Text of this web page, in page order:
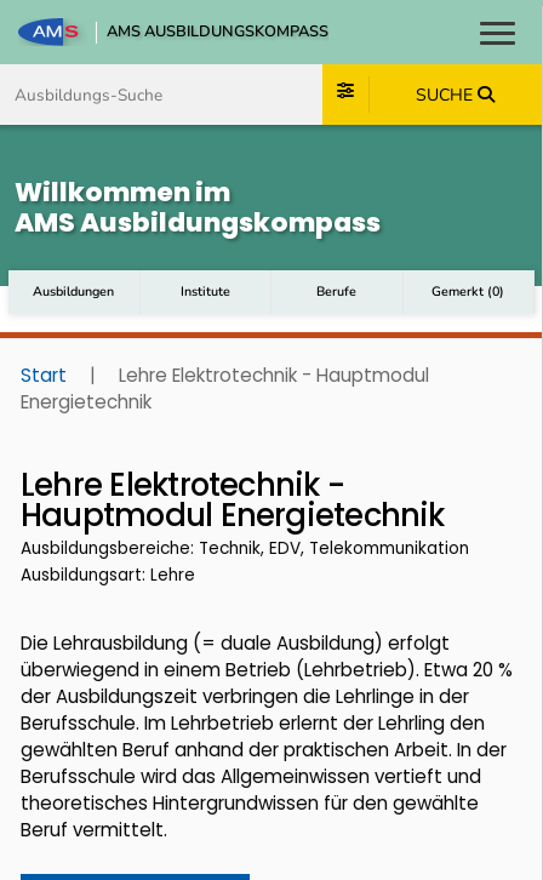
AMS AUSBILDUNGSKOMPASS
SUCHE
Willkommen im
AMS Ausbildungskompass
Ausbildungen Institute Berufe Gemerkt (0)
Start |
Lehre Elektrotechnik - Hauptmodul
Energietechnik
Lehre Elektrotechnik -
Hauptmodul Energietechnik
Ausbildungsbereiche: Technik, EDV, Telekommunikation
Ausbildungsart: Lehre
Die Lehrausbildung (= duale Ausbildung) erfolgt
überwiegend in einem Betrieb (Lehrbetrieb). Etwa 20 %
der Ausbildungszeit verbringen die Lehrlinge in der
Berufsschule. Im Lehrbetrieb erlernt der Lehrling den
gewählten Beruf anhand der praktischen Arbeit. In der
Berufsschule wird das Allgemeinwissen vertieft und
theoretisches Hintergrundwissen für den gewählte
Beruf vermittelt.